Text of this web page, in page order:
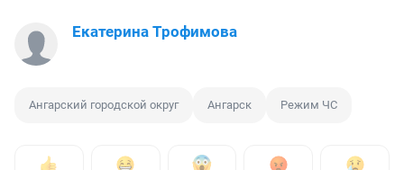
Екатерина Трофимова
Ангарский городской округ Ангарск Режим ЧС